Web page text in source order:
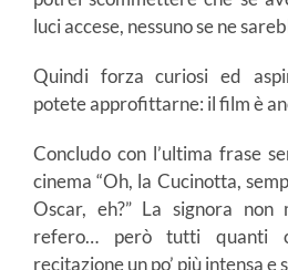
luci accese, nessuno se ne
Quindi forza curiosi ed
potete approfittarne: il film è
Concludo con l’ultima frase
cinema “Oh, la Cucinotta,
Oscar, eh?” La signora
refero… però tutti quanti
recitazione un po’ più intensa e